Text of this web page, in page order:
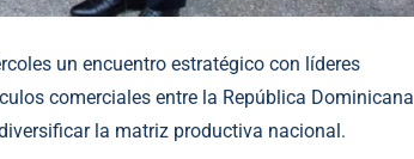
un encuentro estratégico con líderes
comerciales entre la República Dominicana
la matriz productiva nacional.